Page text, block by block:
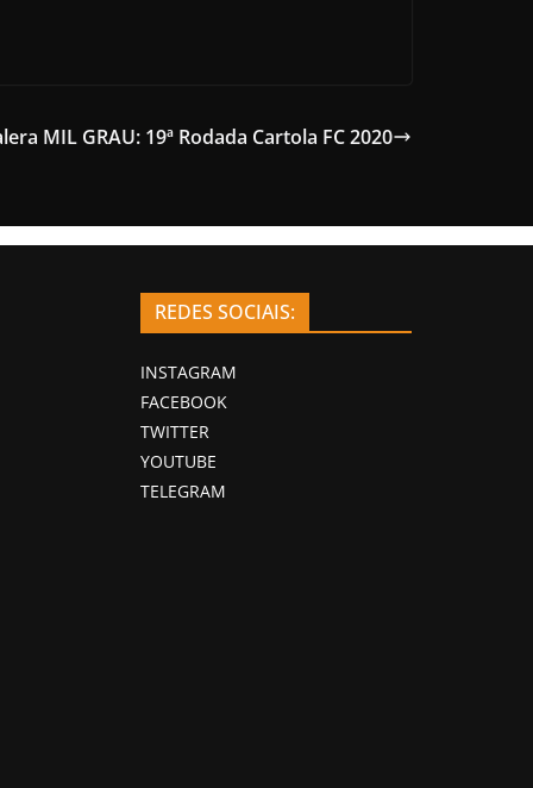
MIL GRAU: 19ª Rodada Cartola FC 2020
REDES SOCIAIS:
INSTAGRAM
FACEBOOK
TWITTER
YOUTUBE
TELEGRAM